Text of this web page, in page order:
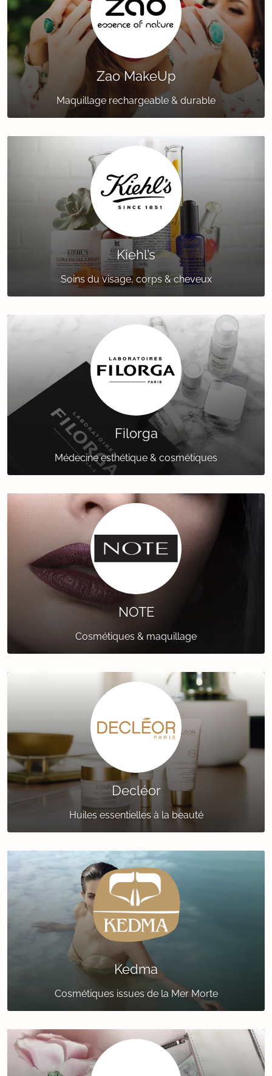
Zao MakeUp
Maquillage rechargeable & durable
Kiehl’s
Soins du visage, corps & cheveux
Filorga
Médecine esthétique & cosmétiques
NOTE
Cosmétiques & maquillage
Decléor
Huiles essentielles à la beauté
Kedma
Cosmétiques issues de la Mer Morte